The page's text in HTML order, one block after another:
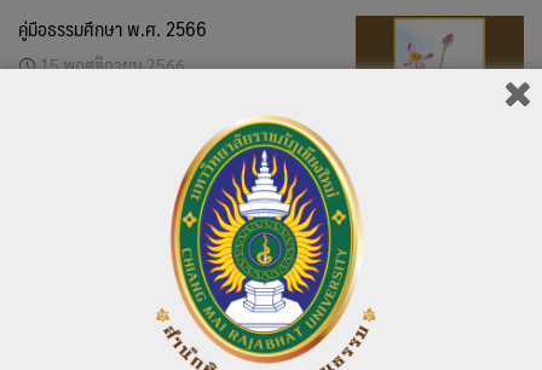
คู่มือธรรมศึกษา พ.ศ. 2566
15 พฤศจิกายน 2566
เลื่อนการแข่งขันสุดยอดกลองปู่เจ่และกลองสะบัด
ชัย ๑๐๐ ปี ราชภัฏเชียงใหม่ รอบชิงชนะเลิศ
ตามที่ สำนักศิลปะและวัฒนธรรม มหาวิทยาลัย